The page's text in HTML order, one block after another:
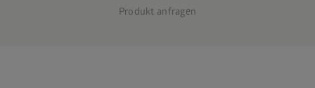
Produkt anfragen